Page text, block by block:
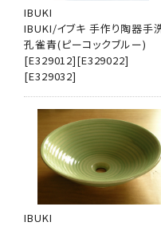
IBUKI
IBUKI/イブキ 手作り陶器手
孔雀青(ピーコックブルー)
[E329012][E329022]
[E329032]
IBUKI